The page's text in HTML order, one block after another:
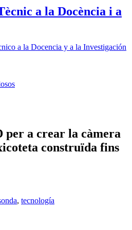
a la Docència i a
a la Docencia y a la Investigación
a crear la càmera
construïda fins
, tecnología